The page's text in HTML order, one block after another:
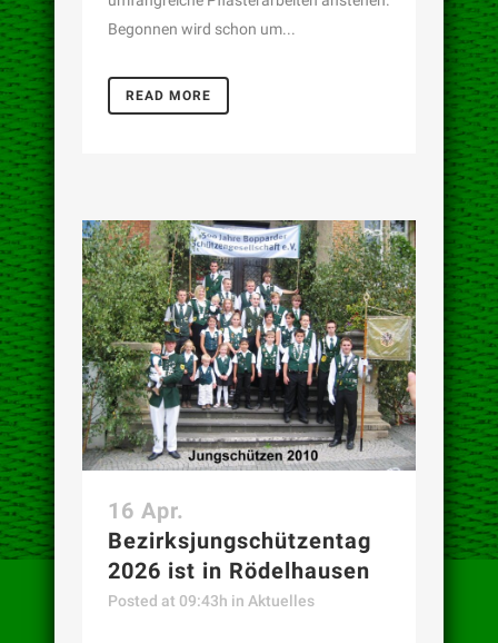
Begonnen wird schon um...
READ MORE
16 Apr.
Bezirksjungschützentag
2026 ist in Rödelhausen
Posted at 09:43h in Aktuelles